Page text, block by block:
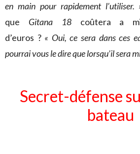
en main pour rapidement l’utiliser.
que Gitana 18coûtera a
d’euros ? « Oui, ce sera dans ces
pourrai vous le dire que lorsqu’il sera
Secret-défense
bateau